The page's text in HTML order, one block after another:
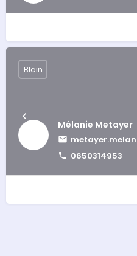
Mélanie Metayer
0650314953
Blain